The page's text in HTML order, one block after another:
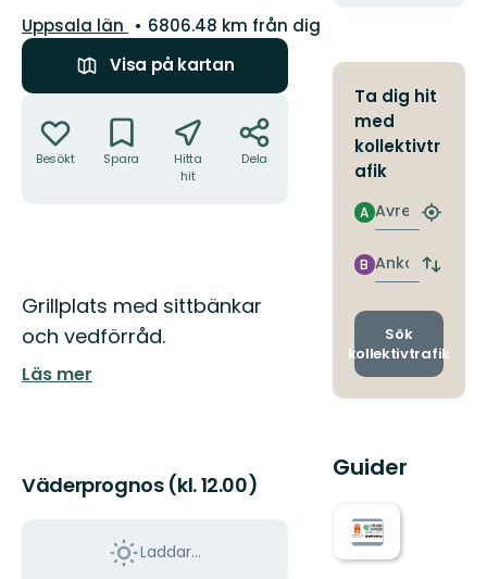
Län:
Uppsala län
6806.48 km från dig
Visa på kartan
Besökt Spara
Hitta
hit
Dela
Beskrivning
Grillplats med sittbänkar
och vedförråd.
Läs mer
Väderprognos (kl. 12.00)
Laddar...
Ta dig hit
med
kollektivtr
afik
Avresa
A
Hitta
Ankomst
B
Byt
och
Sök
kollektivtrafik
Guider